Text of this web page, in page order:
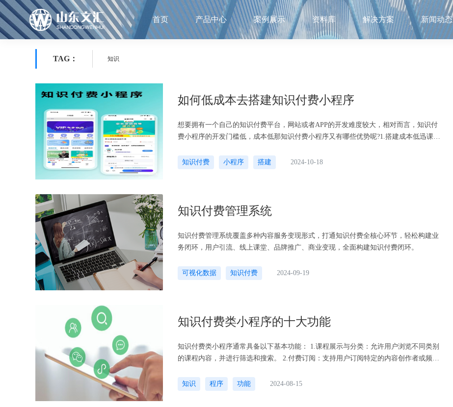
首页 产品中心 案例展示 资料库 解决方案 新闻动态
TAG： 知识
如何低成本去搭建知识付费小程序
想要拥有一个自己的知识付费平台，网站或者APP的开发难度较大，相对而言，知识付
费小程序的开发门槛低，成本低那知识付费小程序又有哪些优势呢?1.搭建成本低迅课版
知识付费
小程序 搭建 2024-10-18
知识付费管理系统
知识付费管理系统覆盖多种内容服务变现形式，打通知识付费全核心环节，轻松构建业
务闭环，用户引流、线上课堂、品牌推广、商业变现，全面构建知识付费闭环。
可视化数据 知识付费 2024-09-19
知识付费类小程序的十大功能
知识付费类小程序通常具备以下基本功能： 1.课程展示与分类：允许用户浏览不同类别
的课程内容，并进行筛选和搜索。 2.付费订阅：支持用户订阅特定的内容创作者或频
知识
程序 功能 2024-08-15